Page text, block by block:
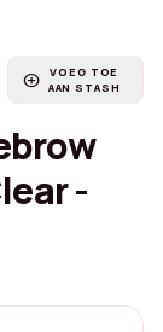
add_circle
VOEG TOE
AAN STASH
-